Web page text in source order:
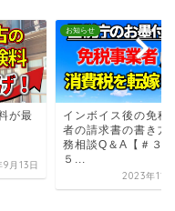
が最
月13日
お知らせ
インボイス後の免税
者の請求書の書き方
務相談Q＆A【＃３２
５...
2023年11